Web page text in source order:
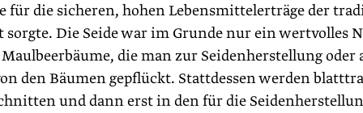
für die siche­ren, hohen Lebensmittelerträge der
Die Seide war im Grunde nur ein wertvolles
die man zur Seidenherstellung
den Bäumen gepflückt. Stattdessen werden
und dann erst in den für die